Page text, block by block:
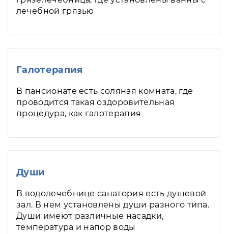
лечебной грязью
Галотерапия
В пансионате есть соляная комната, где
проводится такая оздоровительная
процедура, как галотерапия
Души
В водолечебнице санатория есть душевой
зал. В нем установлены души разного типа.
Души имеют различные насадки,
температура и напор воды